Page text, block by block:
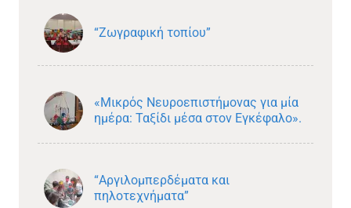
“Ζωγραφική τοπίου”
«Μικρός Νευροεπιστήμονας για μία
ημέρα: Ταξίδι μέσα στον Εγκέφαλο».
“Αργιλομπερδέματα και
πηλοτεχνήματα”